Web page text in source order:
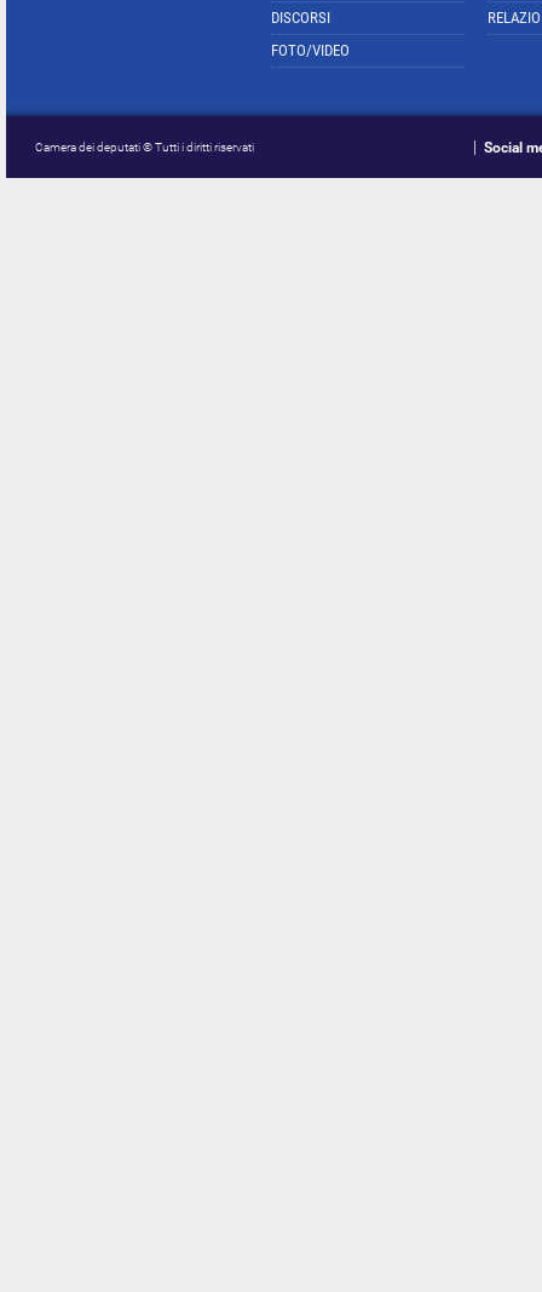
DISCORSI
FOTO/VIDEO
Camera dei deputati © Tutti i diritti riservati Social